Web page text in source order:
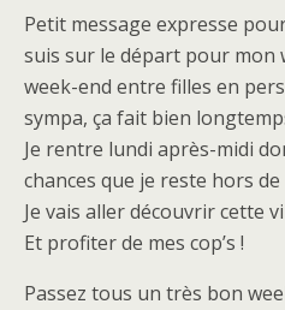
Petit message expresse
suis sur le départ pour mon
week-end entre filles en
sympa, ça fait bien
Je rentre lundi après-midi
chances que je reste hors
Je vais aller découvrir cette
Et profiter de mes cop’s !
Passez tous un très bon